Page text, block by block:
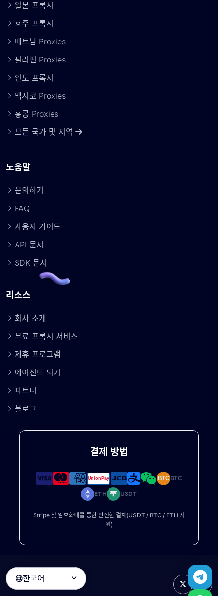
일본 프록시
호주 프록시
베트남 Proxies
필리핀 Proxies
인도 프록시
멕시코 Proxies
홍콩 Proxies
모든 국가 및 지역
도움말
문의하기
FAQ
사용자 가이드
API 문서
SDK 문서
리소스
회사 소개
무료 프록시 서비스
제휴 프로그램
에이전트 되기
파트너
블로그
결제 방법
BTCBTC
ETH USDT
Stripe 및 암호화폐를 통한 안전한 결제(USDT / BTC / ETH 지
원)
한국어 